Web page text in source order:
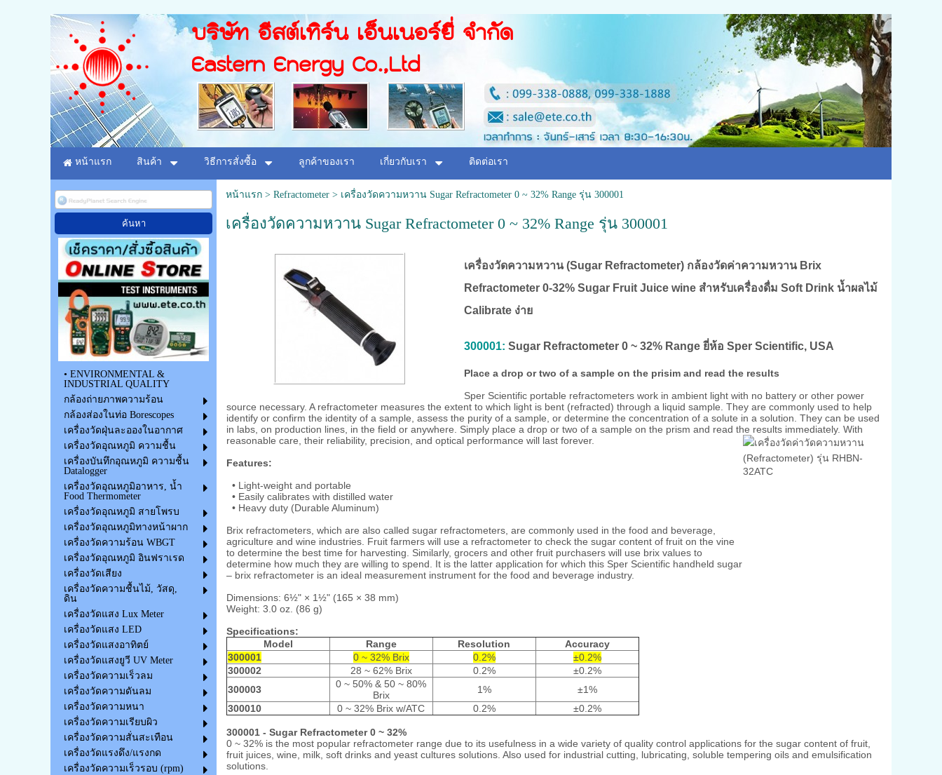
บริษัท อีสต์เทิร์น เอ็นเนอร์ยี่ จำกัด
Eastern Energy Co.,Ltd
หน้าแรก สินค้า วิธีการสั่งซื้อ ลูกค้าของเรา เกี่ยวกับเรา ติดต่อเรา
• ENVIRONMENTAL &
INDUSTRIAL QUALITY
กล้องถ่ายภาพความร้อน
กล้องส่องในท่อ Borescopes
เครื่องวัดฝุ่นละอองในอากาศ
เครื่องวัดอุณหภูมิ ความชื้น
เครื่องบันทึกอุณหภูมิ ความชื้น
Datalogger
เครื่องวัดอุณหภูมิอาหาร, น้ำ
Food Thermometer
เครื่องวัดอุณหภูมิ สายโพรบ
เครื่องวัดอุณหภูมิทางหน้าผาก
เครื่องวัดความร้อน WBGT
เครื่องวัดอุณหภูมิ อินฟราเรด
เครื่องวัดเสียง
เครื่องวัดความชื้นไม้, วัสดุ,
ดิน
เครื่องวัดแสง Lux Meter
เครื่องวัดแสง LED
เครื่องวัดแสงอาทิตย์
เครื่องวัดแสงยูวี UV Meter
เครื่องวัดความเร็วลม
เครื่องวัดความดันลม
เครื่องวัดความหนา
เครื่องวัดความเรียบผิว
เครื่องวัดความสั่นสะเทือน
เครื่องวัดแรงดึง/แรงกด
เครื่องวัดความเร็วรอบ (rpm)
หน้าแรก> Refractometer> เครื่องวัดความหวาน Sugar Refractometer 0 ~ 32% Range รุ่น 300001
เครื่องวัดความหวาน Sugar Refractometer 0 ~ 32% Range รุ่น 300001
เครื่องวัดความหวาน (Sugar Refractometer) กล้องวัดค่าความหวาน Brix
Refractometer 0-32% Sugar Fruit Juice wine สำหรับเครื่องดื่ม Soft Drink น้ำผลไม้
Calibrate ง่าย
300001: Sugar Refractometer 0 ~ 32% Range ยี่ห้อ Sper Scientific, USA
Place a drop or two of a sample on the prisim and read the results
Sper Scientific portable refractometers work in ambient light with no battery or other power
source necessary. A refractometer measures the extent to which light is bent (refracted) through a liquid sample. They are commonly used to help
identify or confirm the identity of a sample, assess the purity of a sample, or determine the concentration of a solute in a solution. They can be used
in labs, on production lines, in the field or anywhere. Simply place a drop or two of a sample on the prism and read the results immediately. With
reasonable care, their reliability, precision, and optical performance will last forever.
Features:
• Light-weight and portable
• Easily calibrates with distilled water
• Heavy duty (Durable Aluminum)
Brix refractometers, which are also called sugar refractometers, are commonly used in the food and beverage,
agriculture and wine industries. Fruit farmers will use a refractometer to check the sugar content of fruit on the vine
to determine the best time for harvesting. Similarly, grocers and other fruit purchasers will use brix values to
determine how much they are willing to spend. It is the latter application for which this Sper Scientific handheld sugar
– brix refractometer is an ideal measurement instrument for the food and beverage industry.
Dimensions: 6½" × 1½" (165 × 38 mm)
Weight: 3.0 oz. (86 g)
Specifications:
Model
Range Resolution
Accuracy
300001
0 ~ 32% Brix 0.2%
±0.2%
300002
28 ~ 62% Brix 0.2%
±0.2%
300003
0 ~ 50% & 50 ~ 80%
Brix
1%
±1%
300010
0 ~ 32% Brix w/ATC 0.2% ±0.2%
300001 - Sugar Refractometer 0 ~ 32%
0 ~ 32% is the most popular refractometer range due to its usefulness in a wide variety of quality control applications for the sugar content of fruit,
fruit juices, wine, milk, soft drinks and yeast cultures solutions. Also used for industrial cutting, lubricating, soluble tempering oils and emulsification
solutions.